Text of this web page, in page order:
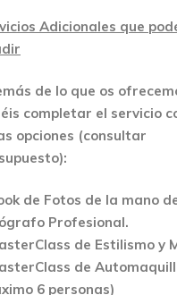
Adicionales que
de lo que os
completar el servicio
opciones (consultar
de Fotos de la mano
Profesional.
de Estilismo y
de
6 personas)